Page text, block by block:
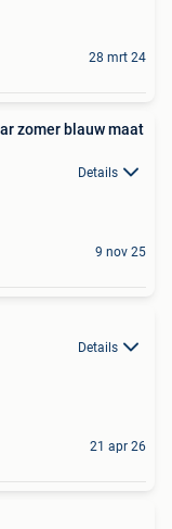
28 mrt 24
zomer blauw maat
Details
9 nov 25
Details
21 apr 26